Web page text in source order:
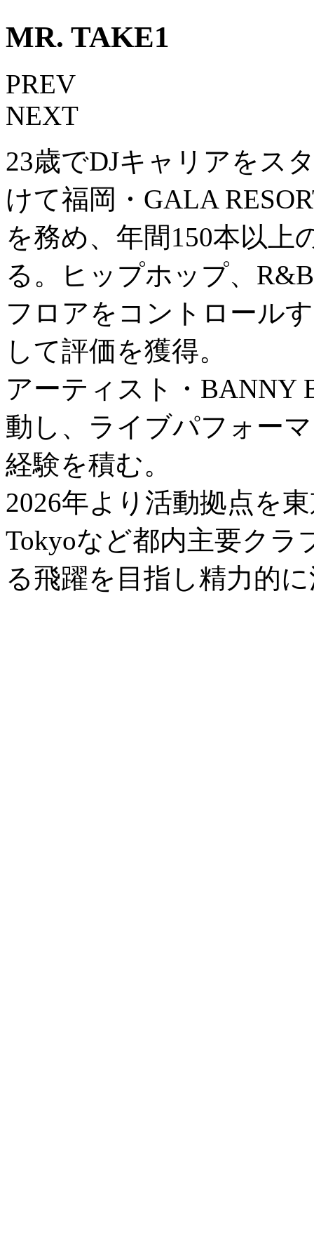
MR. TAKE1
PREV
NEXT
23歳でDJキャリアをス
けて福岡・GALA
を務め、年間150本以上
る。ヒップホップ、
フロアをコントロール
して評価を獲得。
アーティスト・BANNY
動し、ライブパフォー
経験を積む。
2026年より活動拠点を
Tokyoなど都内主要ク
る飛躍を目指し精力的